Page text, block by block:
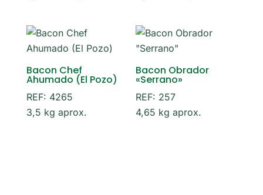
Bacon Chef
Ahumado (El Pozo)
REF: 4265
3,5 kg aprox.
Bacon Obrador
«Serrano»
REF: 257
4,65 kg aprox.